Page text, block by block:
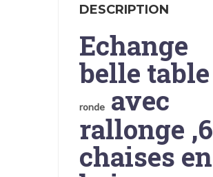
DESCRIPTION
Echange
belle table
ronde avec
rallonge ,6
chaises en